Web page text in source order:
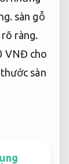
sàn gỗ
ràng.
VNĐ cho
sàn